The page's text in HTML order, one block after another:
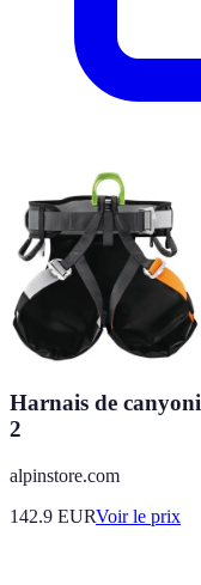
Harnais de
2
alpinstore.com
142.9 EURVoir le prix